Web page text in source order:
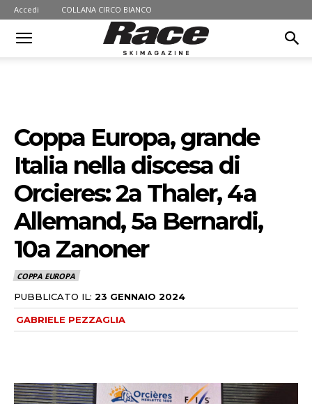
Accedi COLLANA CIRCO BIANCO
Coppa Europa, grande
Italia nella discesa di
Orcieres: 2a Thaler, 4a
Allemand, 5a Bernardi,
10a Zanoner
COPPA EUROPA
PUBBLICATO IL: 23 GENNAIO 2024
GABRIELE PEZZAGLIA